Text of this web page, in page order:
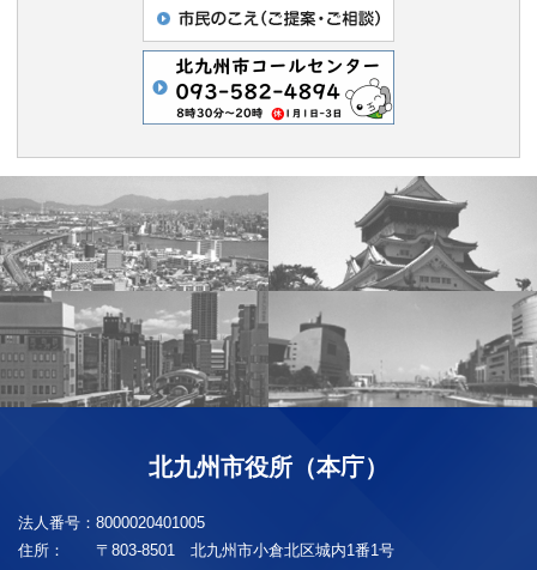
北九州市役所（本庁）
法人番号： 8000020401005
住所：
〒803-8501 北九州市小倉北区城内1番1号